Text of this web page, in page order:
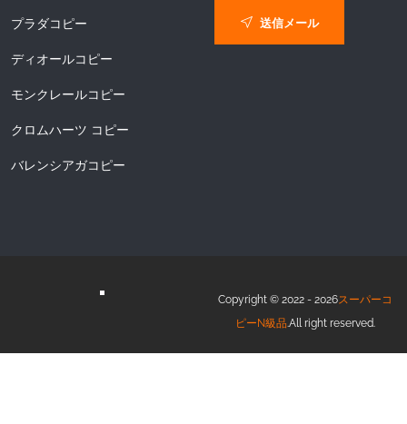
プラダコピー
ディオールコピー
モンクレールコピー
クロムハーツ コピー
バレンシアガコピー
送信メール
Copyright © 2022 - 2026スーパーコ
ピーN級品.All right reserved.